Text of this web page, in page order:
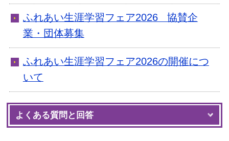
ふれあい生涯学習フェア2026 協賛企
業・団体募集
ふれあい生涯学習フェア2026の開催につ
いて
よくある質問と回答